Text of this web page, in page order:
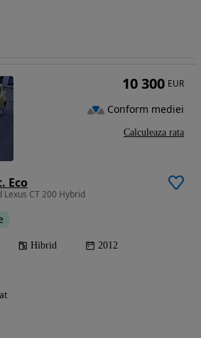
Eco
Lexus CT 200 Hybrid
Hibrid 2012
10 300 EUR
Conform mediei
Calculeaza rata